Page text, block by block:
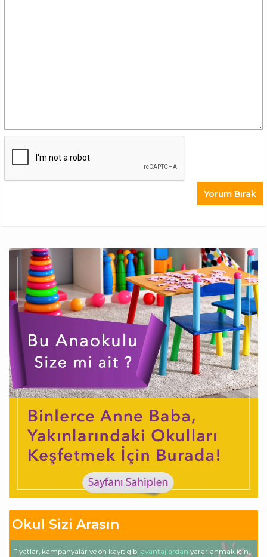
Okul Sizi Arasın
Fiyatlar, kampanyalar ve ön kayıt gibi avantajlardan yararlanmak için;